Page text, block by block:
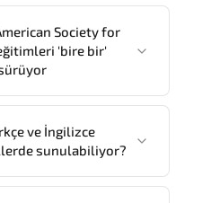
eğitimleri bire bir ve
iki farklı yöntemle
ücreti
Society for
'bire bir'
sürüyor
(American Society for
'birebir' olarak1gün
ve İngilizce
sunulabiliyor?